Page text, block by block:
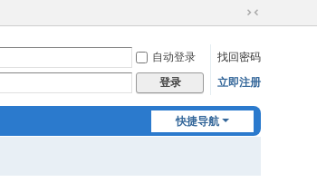
切
到
窄
自动登录
找回密码
登录 立即注册
快捷导航